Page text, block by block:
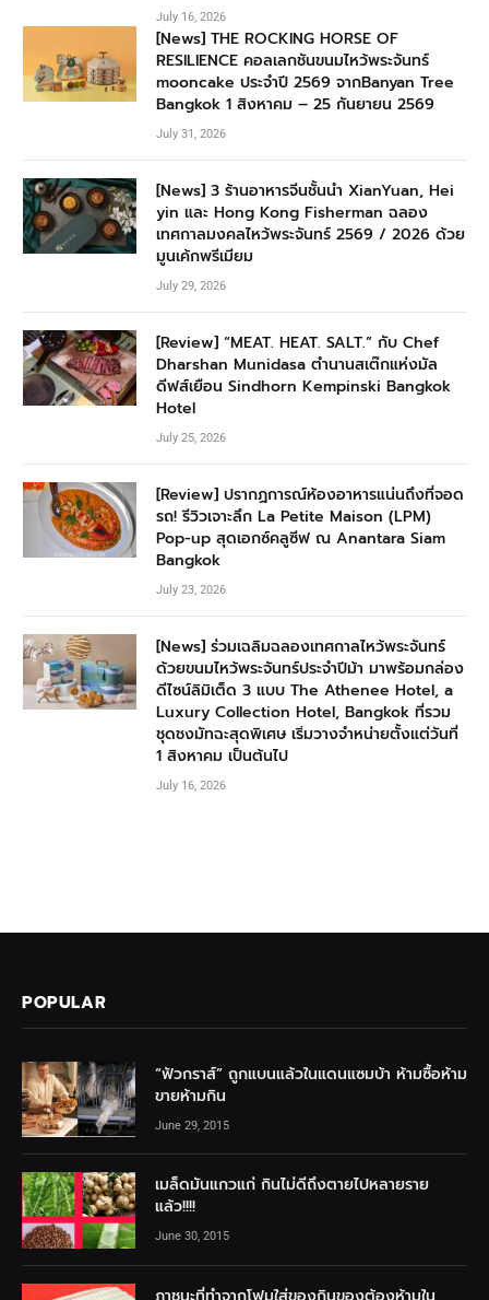
July 16, 2026
[News] THE ROCKING HORSE OF
RESILIENCE คอลเลกชันขนมไหว้พระจันทร์
mooncake ประจำปี 2569 จากBanyan Tree
Bangkok 1 สิงหาคม – 25 กันยายน 2569
July 31, 2026
[News] 3 ร้านอาหารจีนชั้นนำ XianYuan, Hei
yin และ Hong Kong Fisherman ฉลอง
เทศกาลมงคลไหว้พระจันทร์ 2569 / 2026 ด้วย
มูนเค้กพรีเมียม
July 29, 2026
[Review] “MEAT. HEAT. SALT.” กับ Chef
Dharshan Munidasa ตำนานสเต๊กแห่งมัล
ดีฟส์เยือน Sindhorn Kempinski Bangkok
Hotel
July 25, 2026
[Review] ปรากฏการณ์ห้องอาหารแน่นถึงที่จอด
รถ! รีวิวเจาะลึก La Petite Maison (LPM)
Pop-up สุดเอกซ์คลูซีฟ ณ Anantara Siam
Bangkok
July 23, 2026
[News] ร่วมเฉลิมฉลองเทศกาลไหว้พระจันทร์
ด้วยขนมไหว้พระจันทร์ประจำปีม้า มาพร้อมกล่อง
ดีไซน์ลิมิเต็ด 3 แบบ The Athenee Hotel, a
Luxury Collection Hotel, Bangkok ที่รวม
ชุดชงมัทฉะสุดพิเศษ เริ่มวางจำหน่ายตั้งแต่วันที่
1 สิงหาคม เป็นต้นไป
July 16, 2026
POPULAR
“ฟัวกราส์” ถูกแบนแล้วในแดนแซมบ้า ห้ามซื้อห้าม
ขายห้ามกิน
June 29, 2015
เมล็ดมันแกวแก่ กินไม่ดีถึงตายไปหลายราย
แล้ว!!!!
June 30, 2015